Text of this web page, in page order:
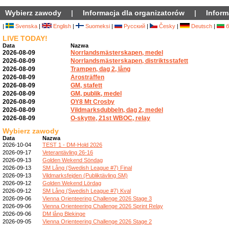
Wybierz zawody | Informacja dla organizatorów |
| Svenska | English | Suomeksi | Русский | Česky | Deutsch |
LIVE TODAY!
Data Nazwa
2026-08-09
Norrlandsmästerskapen, medel
2026-08-09
Norrlandsmästerskapen, distriktsstafett
2026-08-09
Trampen, dag 2, lång
2026-08-09
Arosträffen
2026-08-09
GM, stafett
2026-08-09
GM, publik, medel
2026-08-09
OY8 Mt Crosby
2026-08-09
Vildmarksdubbeln, dag 2, medel
2026-08-09
O-skytte, 21st WBOC, relay
Wybierz zawody
Data
Nazwa
2026-10-04
TEST 1 - DM-Hold 2026
2026-09-17
Veterantävling 26-16
2026-09-13
Golden Wekend Söndag
2026-09-13
SM Lång (Swedish League #7) Final
2026-09-13
Vildmarksfejden (Publiktävling SM)
2026-09-12
Golden Wekend Lördag
2026-09-12
SM Lång (Swedish League #7) Kval
2026-09-06
Vienna Orienteering Challenge 2026 Stage 3
2026-09-06
Vienna Orienteering Challenge 2026 Sprint Relay
2026-09-06
DM lång Blekinge
2026-09-05
Vienna Orienteering Challenge 2026 Stage 2